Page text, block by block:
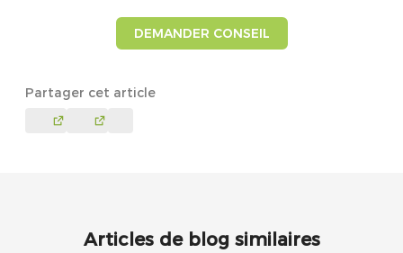
DEMANDER CONSEIL
Partager cet article
Articles de blog similaires